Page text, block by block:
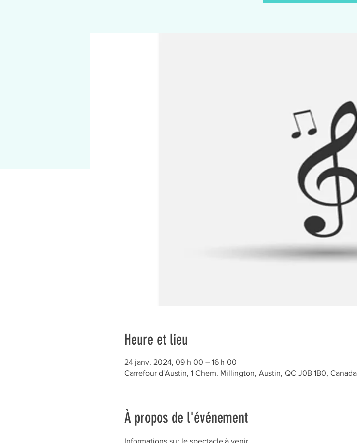
Heure et lieu
24 janv. 2024, 09 h 00 – 16 h 00
Carrefour d'Austin, 1 Chem. Millington, Austin, QC J0B 1B0, Canada
À propos de l'événement
Informations sur le spectacle à venir